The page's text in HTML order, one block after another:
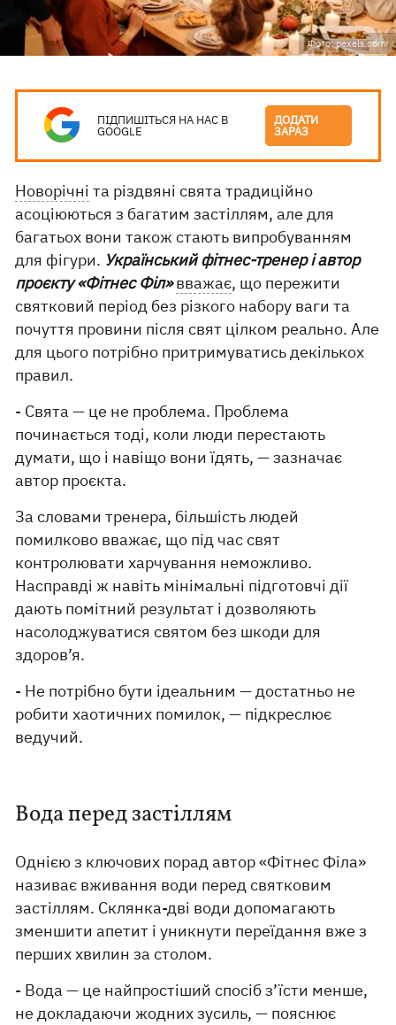
Фото: pexels.com
ПІДПИШІТЬСЯ НА НАС В
GOOGLE
ДОДАТИ
ЗАРАЗ
Новорічні та різдвяні свята традиційно
асоціюються з багатим застіллям, але для
багатьох вони також стають випробуванням
для фігури. Український фітнес-тренер і автор
проєкту «Фітнес Філ» вважає, що пережити
святковий період без різкого набору ваги та
почуття провини після свят цілком реально. Але
для цього потрібно притримуватись декількох
правил.
- Свята — це не проблема. Проблема
починається тоді, коли люди перестають
думати, що і навіщо вони їдять, — зазначає
автор проєкта.
За словами тренера, більшість людей
помилково вважає, що під час свят
контролювати харчування неможливо.
Насправді ж навіть мінімальні підготовчі дії
дають помітний результат і дозволяють
насолоджуватися святом без шкоди для
здоров’я.
- Не потрібно бути ідеальним — достатньо не
робити хаотичних помилок, — підкреслює
ведучий.
Вода перед застіллям
Однією з ключових порад автор «Фітнес Філа»
називає вживання води перед святковим
застіллям. Склянка-дві води допомагають
зменшити апетит і уникнути переїдання вже з
перших хвилин за столом.
- Вода — це найпростіший спосіб з’їсти менше,
не докладаючи жодних зусиль, — пояснює